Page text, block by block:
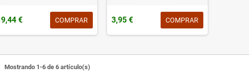
9,44 € COMPRAR 3,95 € COMPRAR
Mostrando 1-6 de 6 artículo(s)